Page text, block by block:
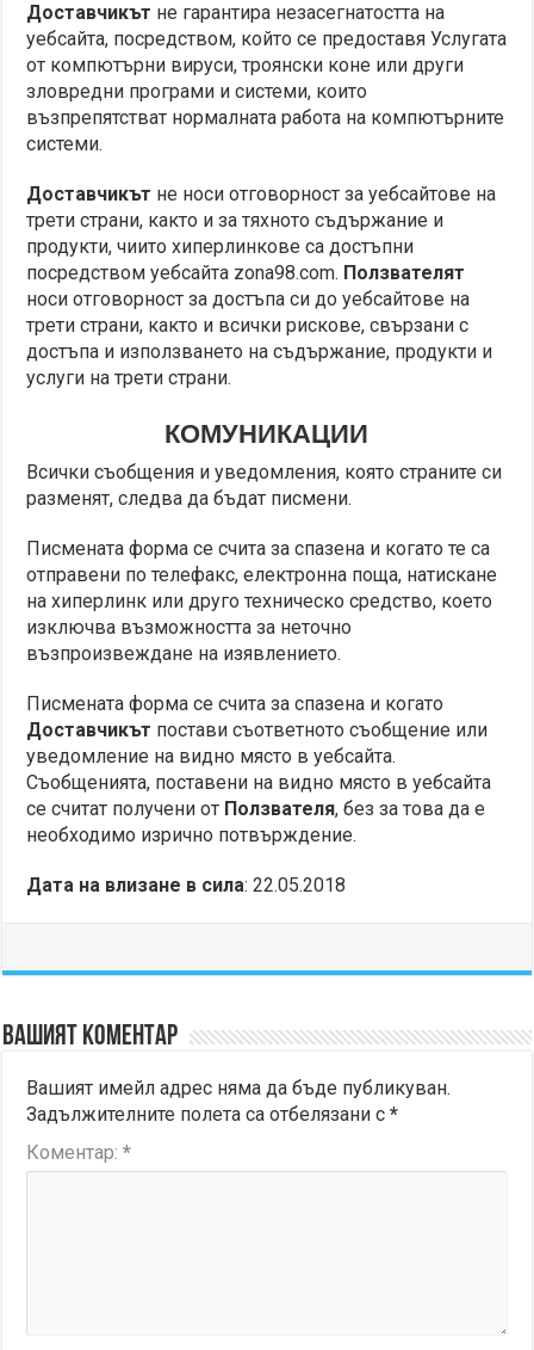
Доставчикът не гарантира незасегнатостта на
уебсайта, посредством, който се предоставя Услугата
от компютърни вируси, троянски коне или други
зловредни програми и системи, които
възпрепятстват нормалната работа на компютърните
системи.
Доставчикът не носи отговорност за уебсайтове на
трети страни, както и за тяхното съдържание и
продукти, чиито хиперлинкове са достъпни
посредством уебсайта zona98.com. Ползвателят
носи отговорност за достъпа си до уебсайтове на
трети страни, както и всички рискове, свързани с
достъпа и използването на съдържание, продукти и
услуги на трети страни.
КОМУНИКАЦИИ
Всички съобщения и уведомления, която страните си
разменят, следва да бъдат писмени.
Писмената форма се счита за спазена и когато те са
отправени по телефакс, електронна поща, натискане
на хиперлинк или друго техническо средство, което
изключва възможността за неточно
възпроизвеждане на изявлението.
Писмената форма се счита за спазена и когато
Доставчикът постави съответното съобщение или
уведомление на видно място в уебсайта.
Съобщенията, поставени на видно място в уебсайта
се считат получени от Ползвателя, без за това да е
необходимо изрично потвърждение.
Дата на влизане в сила: 22.05.2018
Вашият коментар
Вашият имейл адрес няма да бъде публикуван.
Задължителните полета са отбелязани с*
Коментар:*